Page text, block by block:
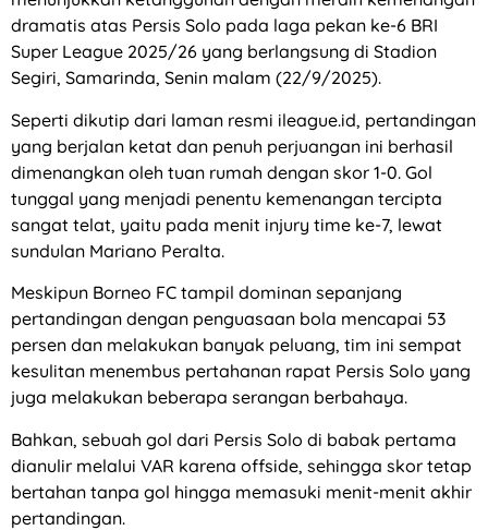
dramatis atas Persis Solo pada laga pekan ke-6 BRI
Super League 2025/26 yang berlangsung di Stadion
Segiri, Samarinda, Senin malam (22/9/2025).
Seperti dikutip dari laman resmi ileague.id, pertandingan
yang berjalan ketat dan penuh perjuangan ini berhasil
dimenangkan oleh tuan rumah dengan skor 1-0. Gol
tunggal yang menjadi penentu kemenangan tercipta
sangat telat, yaitu pada menit injury time ke-7, lewat
sundulan Mariano Peralta.
Meskipun Borneo FC tampil dominan sepanjang
pertandingan dengan penguasaan bola mencapai 53
persen dan melakukan banyak peluang, tim ini sempat
kesulitan menembus pertahanan rapat Persis Solo yang
juga melakukan beberapa serangan berbahaya.
Bahkan, sebuah gol dari Persis Solo di babak pertama
dianulir melalui VAR karena offside, sehingga skor tetap
bertahan tanpa gol hingga memasuki menit-menit akhir
pertandingan.